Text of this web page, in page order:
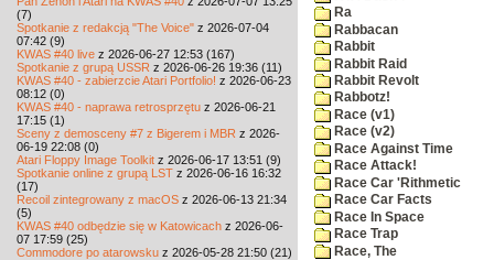
(7)
Spotkanie z redakcją "The Voice" z 2026-07-04
07:42 (9)
KWAS #40 live z 2026-06-27 12:53 (167)
Spotkanie z grupą USSR z 2026-06-26 19:36 (11)
KWAS #40 - zabierzcie Atari Portfolio! z 2026-06-23
08:12 (0)
KWAS #40 - naprawa retrosprzętu z 2026-06-21
17:15 (1)
Sceny z demosceny #7 z Bigerem i MBR z 2026-
06-19 22:08 (0)
Atari Floppy Image Toolkit z 2026-06-17 13:51 (9)
Spotkanie online z grupą LST z 2026-06-16 16:32
(17)
Recoil zintegrowany z macOS z 2026-06-13 21:34
(5)
KWAS #40 odbędzie się w Katowicach z 2026-06-
07 17:59 (25)
Commodore po atarowsku z 2026-05-28 21:50 (21)
Ra
Rabbacan
Rabbit
Rabbit Raid
Rabbit Revolt
Rabbotz!
Race (v1)
Race (v2)
Race Against Time
Race Attack!
Race Car 'Rithmetic
Race Car Facts
Race In Space
Race Trap
Race, The